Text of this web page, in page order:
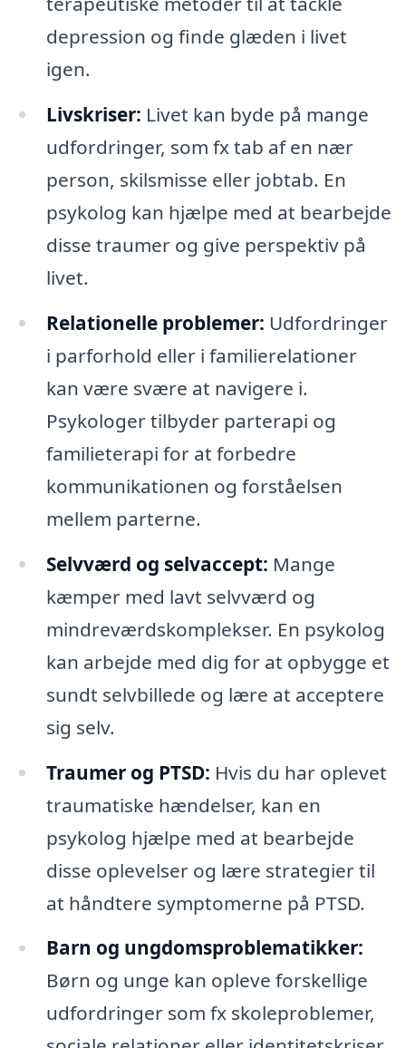
depression og finde glæden i livet
igen.
Livskriser: Livet kan byde på mange
udfordringer, som fx tab af en nær
person, skilsmisse eller jobtab. En
psykolog kan hjælpe med at bearbejde
disse traumer og give perspektiv på
livet.
Relationelle problemer: Udfordringer
i parforhold eller i familierelationer
kan være svære at navigere i.
Psykologer tilbyder parterapi og
familieterapi for at forbedre
kommunikationen og forståelsen
mellem parterne.
Selvværd og selvaccept: Mange
kæmper med lavt selvværd og
mindreværdskomplekser. En psykolog
kan arbejde med dig for at opbygge et
sundt selvbillede og lære at acceptere
sig selv.
Traumer og PTSD: Hvis du har oplevet
traumatiske hændelser, kan en
psykolog hjælpe med at bearbejde
disse oplevelser og lære strategier til
at håndtere symptomerne på PTSD.
Barn og ungdomsproblematikker:
Børn og unge kan opleve forskellige
udfordringer som fx skoleproblemer,